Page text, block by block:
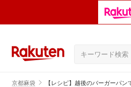
京都麻袋 【レシピ】越後のバーガーパン